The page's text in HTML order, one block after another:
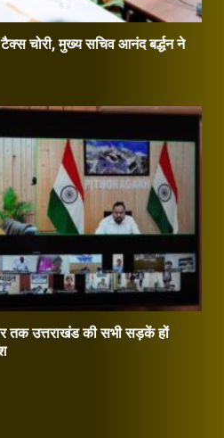
चोरी, मुख्य सचिव आनंद बर्द्धन ने
तक उत्तराखंड की सभी सड़कें हों